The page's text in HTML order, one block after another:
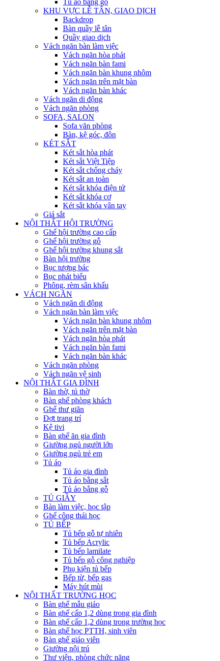
Tủ áo bằng gỗ
KHU VỰC LỄ TÂN, GIAO DỊCH
Backdrop
Bàn quầy lễ tân
Quầy giao dịch
Vách ngăn bàn làm việc
Vách ngăn hòa phát
Vách ngăn bàn fami
Vách ngăn bàn khung nhôm
Vách ngăn trên mặt bàn
Vách ngăn bàn khác
Vách ngăn di động
Vách ngăn phòng
SOFA, SALON
Sofa văn phòng
Bàn, kệ góc, đôn
KÉT SẮT
Két sắt hòa phát
Két sắt Việt Tiệp
Két sắt chống cháy
Két sắt an toàn
Két sắt khóa điện tử
Két sắt khóa cơ
Két sắt khóa vân tay
Giá sắt
NỘI THẤT HỘI TRƯỜNG
Ghế hội trường cao cấp
Ghế hội trường gỗ
Ghế hội trường khung sắt
Bàn hội trường
Bục tượng bác
Bục phát biểu
Phông, rèm sân khấu
VÁCH NGĂN
Vách ngăn di động
Vách ngăn bàn làm việc
Vách ngăn bàn khung nhôm
Vách ngăn trên mặt bàn
Vách ngăn hòa phát
Vách ngăn bàn fami
Vách ngăn bàn khác
Vách ngăn phòng
Vách ngăn vệ sinh
NỘI THẤT GIA ĐÌNH
Bàn thờ, tủ thờ
Bàn ghế phòng khách
Ghế thư giãn
Đợt trang trí
Kệ tivi
Bàn ghế ăn gia đình
Giường ngủ người lớn
Giường ngủ trẻ em
Tủ áo
Tủ áo gia đình
Tủ áo bằng sắt
Tủ áo bằng gỗ
TỦ GIẦY
Bàn làm việc, học tập
Ghế công thái học
TỦ BẾP
Tủ bếp gỗ tự nhiên
Tủ bếp Acrylic
Tủ bếp lamilate
Tủ bếp gỗ công nghiệp
Phụ kiện tủ bếp
Bếp từ, bếp gas
Máy hút mùi
NỘI THẤT TRƯỜNG HỌC
Bàn ghế mẫu giáo
Bàn ghế cấp 1,2 dùng trong gia đình
Bàn ghế cấp 1,2 dùng trong trường học
Bàn ghế học PTTH, sinh viên
Bàn ghế giáo viên
Giường nội trú
Thư viện, phòng chức năng